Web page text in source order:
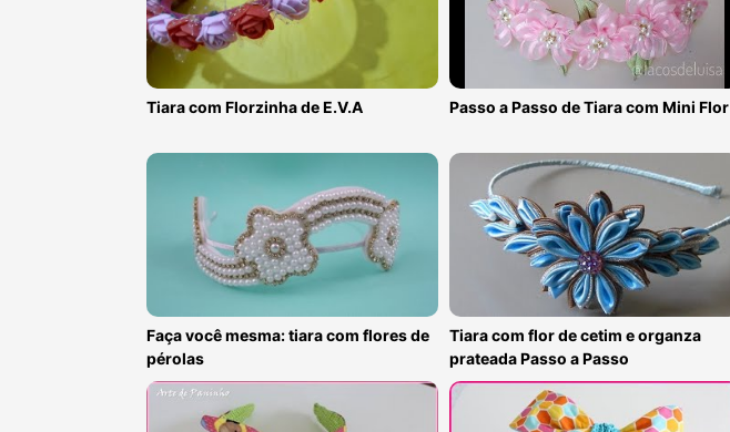
Tiara com Florzinha de E.V.A Passo a Passo de Tiara com Mini Flor
Faça você mesma: tiara com flores de
pérolas
Tiara com flor de cetim e organza
prateada Passo a Passo